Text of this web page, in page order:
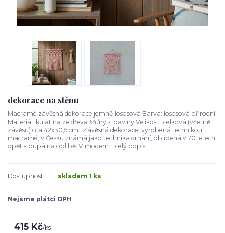
dekorace na stěnu
Macramé závěsná dekorace jemně lososová Barva: lososová přírodní
Materiál: kulatina ze dřeva šňůry z bavlny Velikost: celková (včetně
závěsu) cca 42x30,5 cm Závěsná dekorace, vyrobená technikou
macramé, v Česku známá jako technika drhání, oblíbená v 70 letech
opět stoupá na oblibě. V modern... celý popis
Dostupnost skladem 1 ks
Nejsme plátci DPH
415 Kč/ks